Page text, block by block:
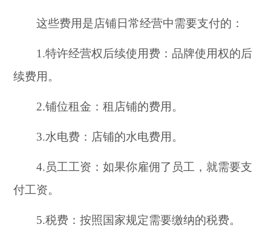
这些费用是店铺日常经营中需要支付的：
1.特许经营权后续使用费：品牌使用权的后
续费用。
2.铺位租金：租店铺的费用。
3.水电费：店铺的水电费用。
4.员工工资：如果你雇佣了员工，就需要支
付工资。
5.税费：按照国家规定需要缴纳的税费。